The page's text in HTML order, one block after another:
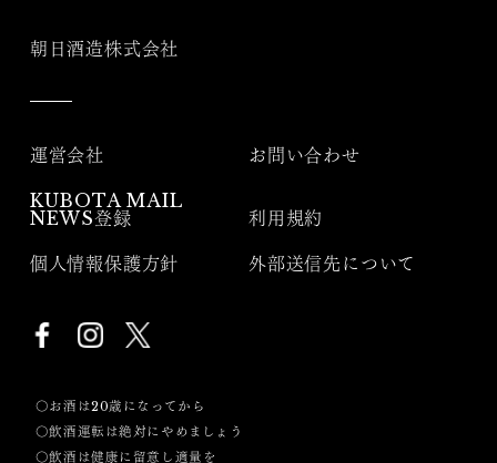
朝日酒造株式会社
運営会社 お問い合わせ
KUBOTA MAIL
NEWS登録
利用規約
個人情報保護方針 外部送信先について
〇お酒は20歳になってから
〇飲酒運転は絶対にやめましょう
〇飲酒は健康に留意し適量を